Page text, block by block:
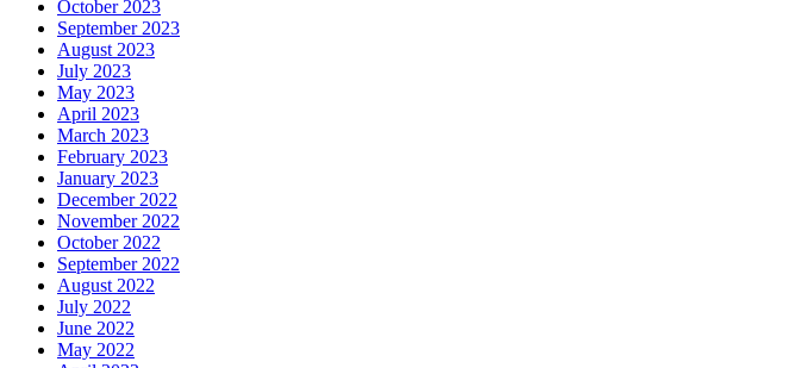
October 2023
September 2023
August 2023
July 2023
May 2023
April 2023
March 2023
February 2023
January 2023
December 2022
November 2022
October 2022
September 2022
August 2022
July 2022
June 2022
May 2022